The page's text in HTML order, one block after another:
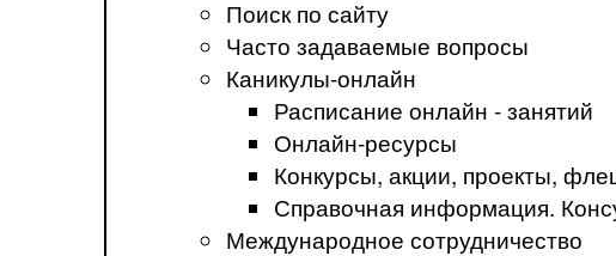
Поиск по сайту
Часто задаваемые вопросы
Каникулы-онлайн
Расписание онлайн - занятий
Онлайн-ресурсы
Конкурсы, акции, проекты,
Справочная информация.
Международное сотрудничество